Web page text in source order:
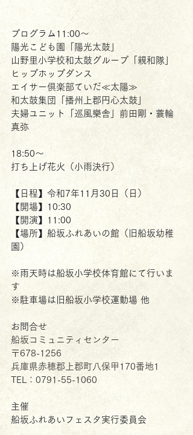
プログラム11:00～
陽光こども園「陽光太鼓」
山野里小学校和太鼓グループ「親和隊」
ヒップホップダンス
エイサー倶楽部ていだ≪太陽≫
和太鼓集団「播州上郡円心太鼓」
夫婦ユニット「巡風樂舎」前田剛・蓑輪
真弥
18:50～
打ち上げ花火（小雨決行）
【日程】令和7年11月30日（日）
【開場】10:30
【開演】11:00
【場所】船坂ふれあいの館（旧船坂幼稚
園）
※雨天時は船坂小学校体育館にて行いま
す
※駐車場は旧船坂小学校運動場 他
お問合せ
船坂コミュニティセンター
〒678-1256
兵庫県赤穂郡上郡町八保甲170番地1
TEL：0791-55-1060
主催
船坂ふれあいフェスタ実行委員会